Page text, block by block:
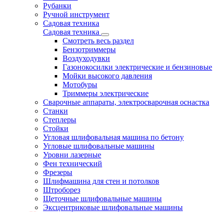
Рубанки
Ручной инструмент
Садовая техника
Садовая техника
Смотреть весь раздел
Бензотриммеры
Воздуходувки
Газонокосилки электрические и бензиновые
Мойки высокого давления
Мотобуры
Триммеры электрические
Сварочные аппараты, электросварочная оснастка
Станки
Степлеры
Стойки
Угловая шлифовальная машина по бетону
Угловые шлифовальные машины
Уровни лазерные
Фен технический
Фрезеры
Шлифмашина для стен и потолков
Штроборез
Щеточные шлифовальные машины
Эксцентриковые шлифовальные машины